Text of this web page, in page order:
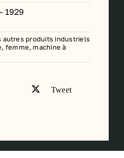
1929
autres produits industriels
, femme, machine à
Tweet